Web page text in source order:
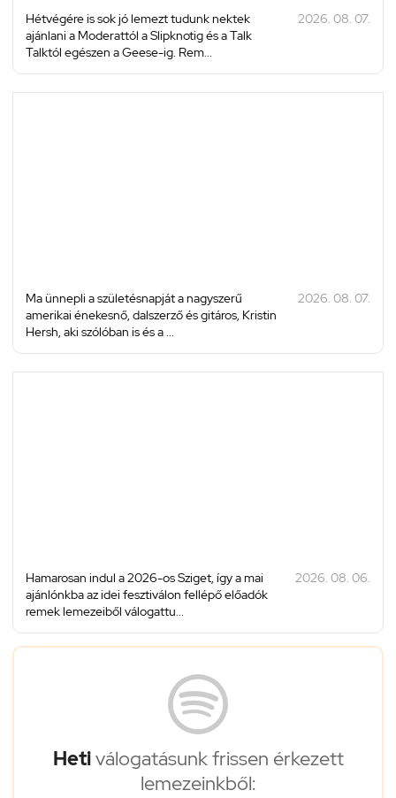
Hétvégére is sok jó lemezt tudunk nektek
ajánlani a Moderattól a Slipknotig és a Talk
Talktól egészen a Geese-ig. Rem...
2026. 08. 07.
Ma ünnepli a születésnapját a nagyszerű
amerikai énekesnő, dalszerző és gitáros, Kristin
Hersh, aki szólóban is és a ...
2026. 08. 07.
Hamarosan indul a 2026-os Sziget, így a mai
ajánlónkba az idei fesztiválon fellépő előadók
remek lemezeiből válogattu...
2026. 08. 06.
Hetiválogatásunk frissen érkezett
lemezeinkből: